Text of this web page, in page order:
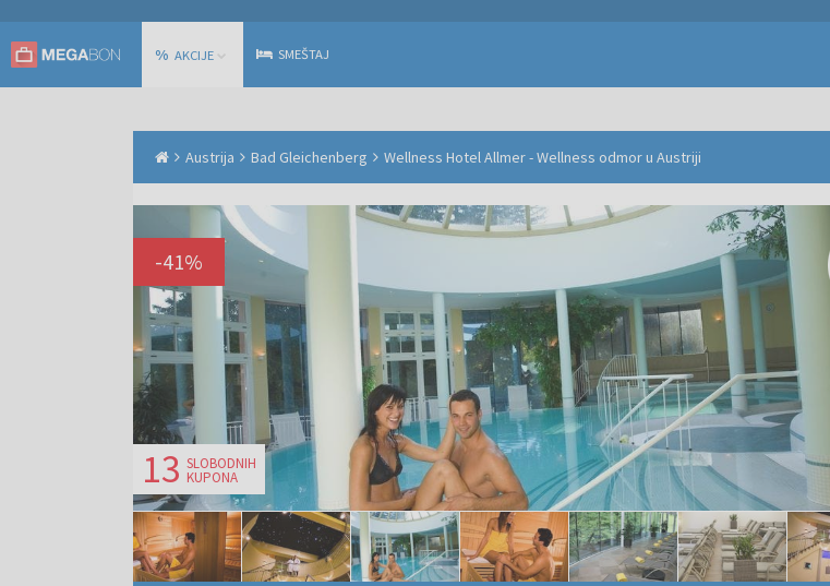
% AKCIJE SMEŠTAJ
Austrija Bad Gleichenberg Wellness Hotel Allmer - Wellness odmor u Austriji
-41%
13 SLOBODNIH
KUPONA